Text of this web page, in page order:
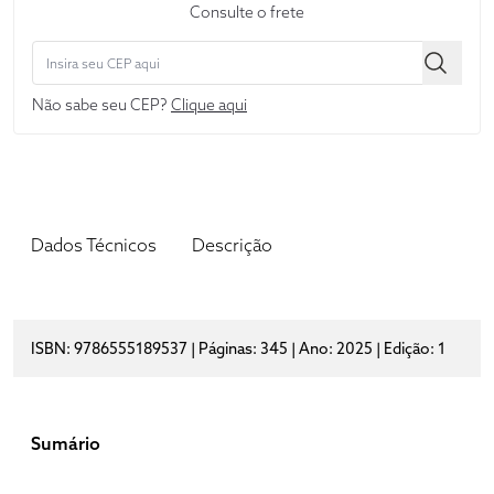
Consulte o frete
Não sabe seu CEP? Clique aqui
Dados Técnicos Descrição
ISBN: 9786555189537 | Páginas: 345 | Ano: 2025 | Edição: 1
Sumário